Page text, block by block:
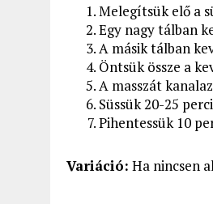
Melegítsük elő a
Egy nagy tálban
A másik tálban
Öntsük össze a
A masszát
Süssük 20-25
Pihentessük 10
Variáció: Ha nincsen